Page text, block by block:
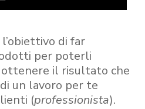
l’obiettivo di far
per poterli
il risultato che
un lavoro per te
(professionista).